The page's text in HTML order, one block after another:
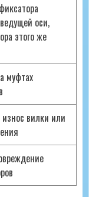
оси,
этого же
муфтах
вилки или